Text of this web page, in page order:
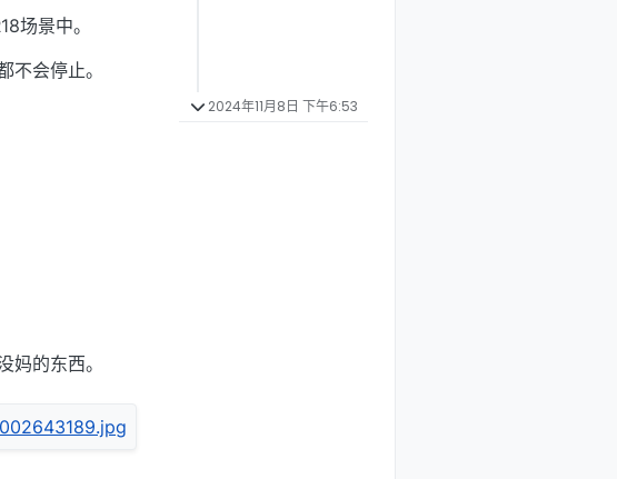
场景中。
会停止。
的东西。
2024年11月8日 下午6:53